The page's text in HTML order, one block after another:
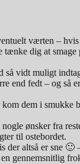
værten –
tænke dig at smage
så vidt muligt
end fedt – og så
dem i smukke
ønsker fra
til ostebordet.
altså er sne 🙂
gennemsnitlig